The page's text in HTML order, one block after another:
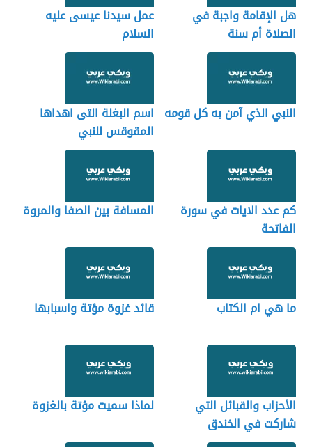
هل الإقامة واجبة في
الصلاة أم سنة
عمل سيدنا عيسى عليه
السلام
النبي الذي آمن به كل قومه اسم البغلة التى اهداها
المقوقس للنبي
كم عدد الايات في سورة
الفاتحة
المسافة بين الصفا والمروة
ما هي ام الكتاب قائد غزوة مؤتة واسبابها
الأحزاب والقبائل التي
شاركت في الخندق
لماذا سميت مؤتة بالغزوة